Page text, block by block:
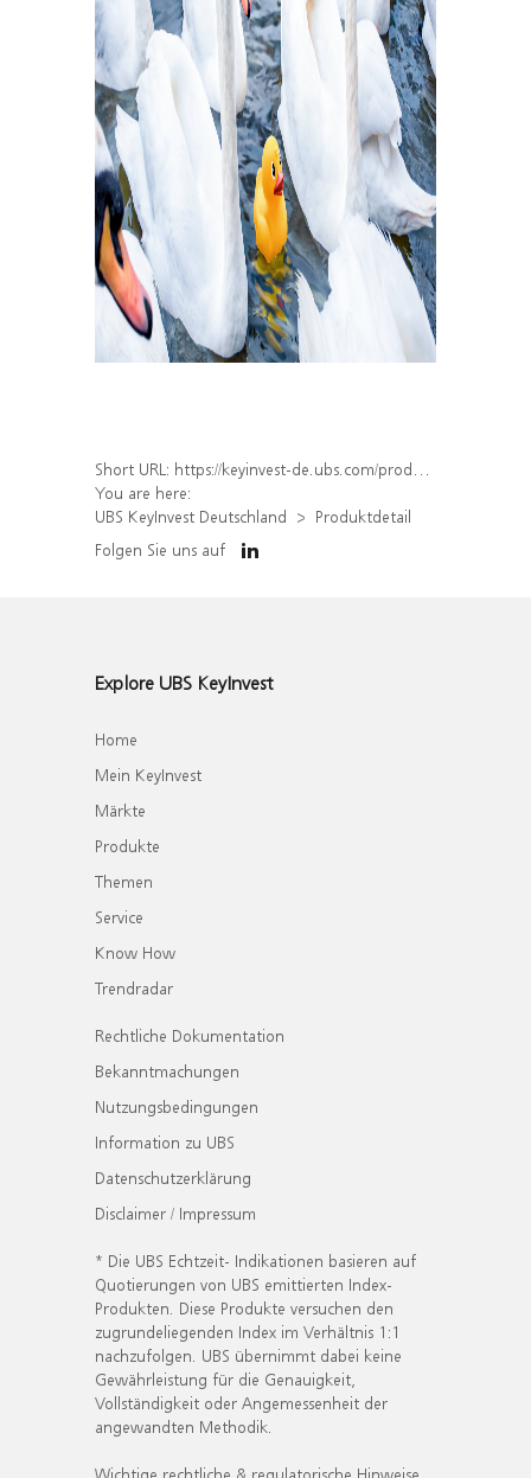
Short URL: https://keyinvest-de.ubs.com/produkt/detail/index/isin/DE000WA6Q9V1
You are here:
UBS KeyInvest Deutschland
Produktdetail
Folgen Sie uns auf
Explore UBS KeyInvest
Home
Mein KeyInvest
Märkte
Produkte
Themen
Service
Know How
Trendradar
Rechtliche Dokumentation
Bekanntmachungen
Nutzungsbedingungen
Information zu UBS
Datenschutzerklärung
Disclaimer / Impressum
* Die UBS Echtzeit- Indikationen basieren auf
Quotierungen von UBS emittierten Index-
Produkten. Diese Produkte versuchen den
zugrundeliegenden Index im Verhältnis 1:1
nachzufolgen. UBS übernimmt dabei keine
Gewährleistung für die Genauigkeit,
Vollständigkeit oder Angemessenheit der
angewandten Methodik.